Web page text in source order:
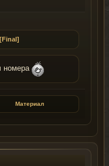
номера
Материал